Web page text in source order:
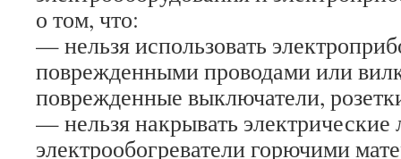
о том, что:
— нельзя использовать
поврежденными проводами или
поврежденные выключатели,
— нельзя накрывать электрические
электрообогреватели горючими